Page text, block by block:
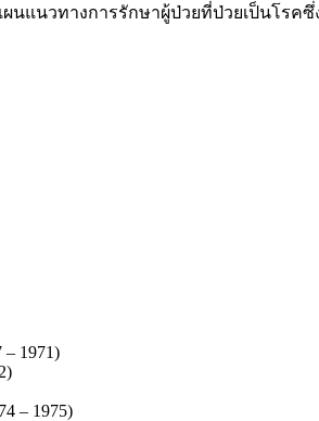
แนวทางการรักษาผู้ป่วยที่ป่วยเป็นโร
– 1971)
– 1975)